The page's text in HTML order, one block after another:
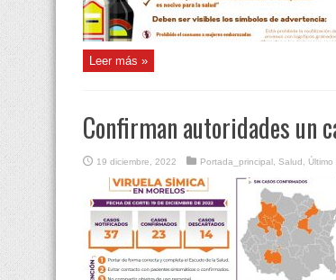
Leer más »
Confirman autoridades un
19 diciembre, 2022 Portada_principal Salud Último